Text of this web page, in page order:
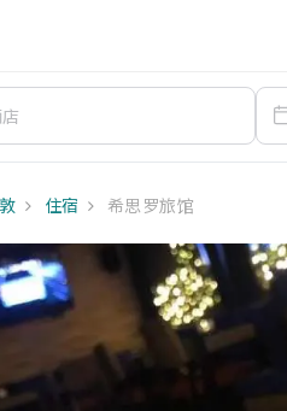
住宿 希思罗旅馆